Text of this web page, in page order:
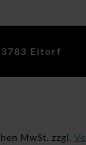
Eitorf
MwSt. zzgl.